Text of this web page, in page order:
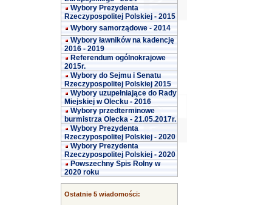
Wybory Prezydenta
Rzeczypospolitej Polskiej - 2015
Wybory samorządowe - 2014
Wybory ławników na kadencję
2016 - 2019
Referendum ogólnokrajowe
2015r.
Wybory do Sejmu i Senatu
Rzeczypospolitej Polskiej 2015
Wybory uzupełniające do Rady
Miejskiej w Olecku - 2016
Wybory przedterminowe
burmistrza Olecka - 21.05.2017r.
Wybory Prezydenta
Rzeczypospolitej Polskiej - 2020
Wybory Prezydenta
Rzeczypospolitej Polskiej - 2020
Powszechny Spis Rolny w
2020 roku
Ostatnie 5 wiadomości: